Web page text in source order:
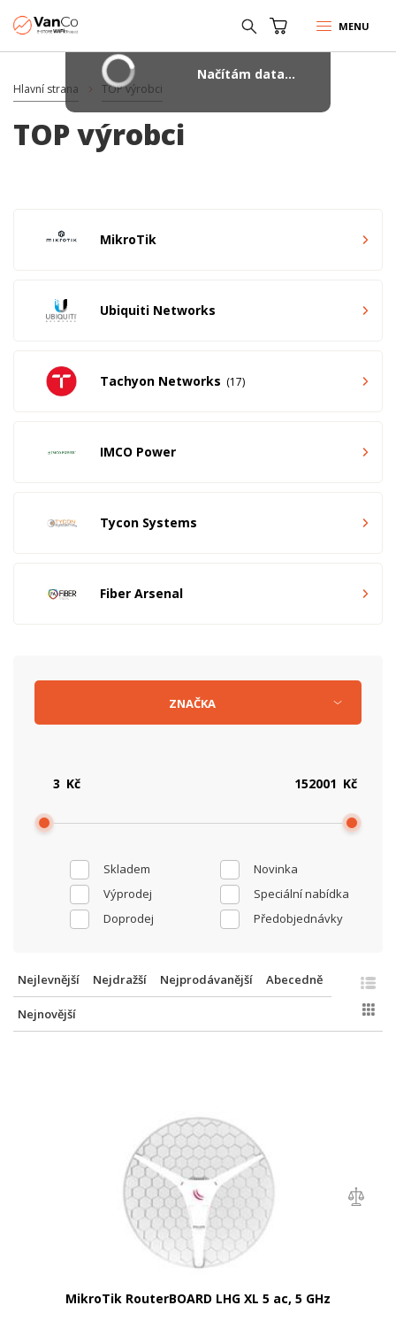
MENU
Hlavní strana TOP výrobci
TOP výrobci
MikroTik
Ubiquiti Networks
Tachyon Networks 17
IMCO Power
Tycon Systems
Fiber Arsenal
Skladem
Novinka
Výprodej
Speciální nabídka
Doprodej
Předobjednávky
Kč Kč
ZNAČKA
Nejlevnější Nejdražší Nejprodávanější Abecedně
Nejnovější
MikroTik RouterBOARD LHG XL 5 ac, 5 GHz
Načítám data...